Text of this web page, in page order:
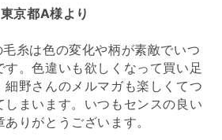
東京都A様より
糸は色の変化や柄が素敵でいつ
す。色違いも欲しくなって買い足
細野さんのメルマガも楽しくてつ
しまいます。いつもセンスの良い
りがとうございます。